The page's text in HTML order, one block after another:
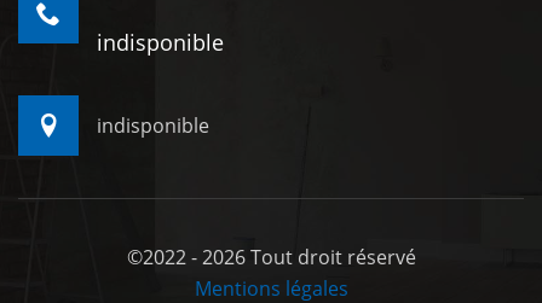
indisponible
indisponible
©2022 - 2026 Tout droit réservé
Mentions légales